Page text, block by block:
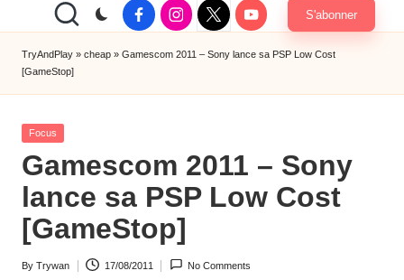
y
A
n
d
P
la
y.
c
FacebookInstagram
X
|
Twitter
Youtube S'abonner
TryAndPlay » cheap » Gamescom 2011 – Sony lance sa PSP Low Cost
[GameStop]
Posted
Focus
Gamescom 2011 – Sony
lance sa PSP Low Cost
[GameStop]
Posted
By Trywan 17/08/2011 No Comments